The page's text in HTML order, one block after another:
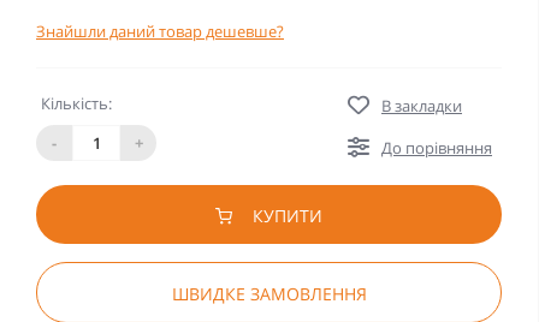
Знайшли даний товар дешевше?
Кількість:
-
+
В закладки
До порівняння
КУПИТИ
ШВИДКЕ ЗАМОВЛЕННЯ